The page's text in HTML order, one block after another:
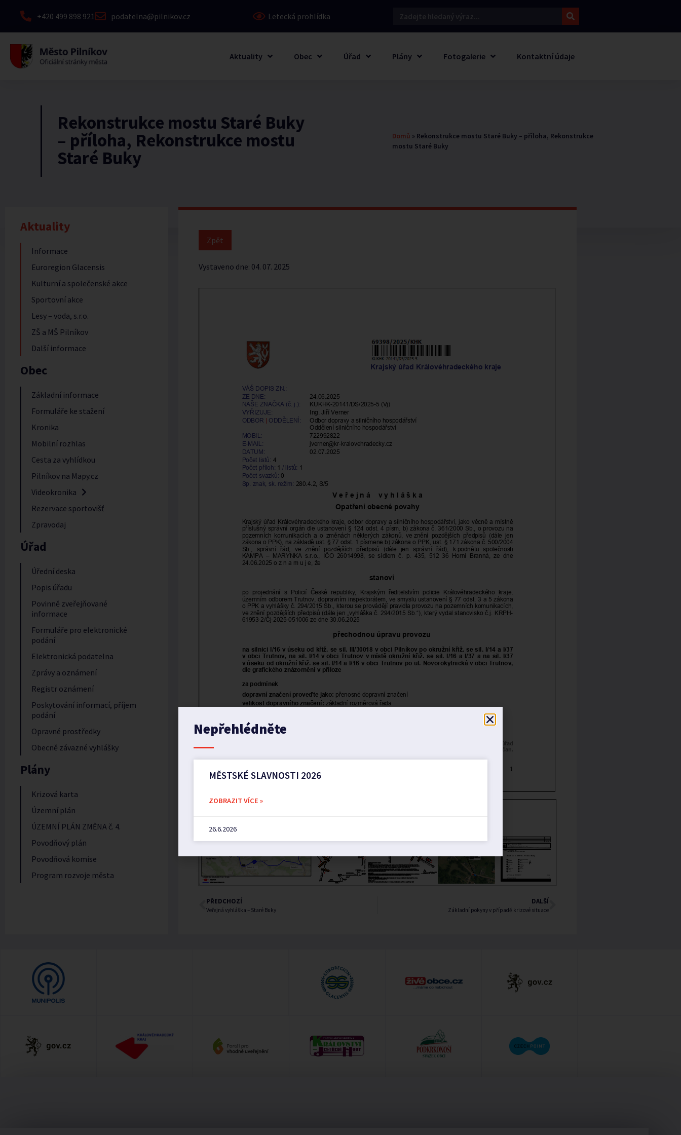
+420 499 898 921 podatelna@pilnikov.cz Letecká prohlídka
Aktuality Obec Úřad Plány Fotogalerie Kontaktní údaje
Rekonstrukce mostu Staré Buky
– příloha, Rekonstrukce mostu
Staré Buky
Domů » Rekonstrukce mostu Staré Buky – příloha, Rekonstrukce
mostu Staré Buky
Aktuality
Informace
Euroregion Glacensis
Kulturní a společenské akce
Sportovní akce
Lesy – voda, s.r.o.
ZŠ a MŠ Pilníkov
Další informace
Obec
Základní informace
Formuláře ke stažení
Kronika
Mobilní rozhlas
Cesta za vyhlídkou
Pilníkov na Mapy.cz
Videokronika
Rezervace sportovišť
Zpravodaj
Úřad
Úřední deska
Popis úřadu
Povinně zveřejňované
informace
Formuláře pro elektronické
podání
Elektronická podatelna
Zprávy a oznámení
Registr oznámení
Poskytování informací, příjem
podání
Opravné prostředky
Obecně závazné vyhlášky
Plány
Krizová karta
Územní plán
ÚZEMNÍ PLÁN ZMĚNA č. 4.
Povodňový plán
Povodňová komise
Program rozvoje města
Vystaveno dne: 04. 07. 2025
PŘEDCHOZÍ
Veřejná vyhláška – Staré Buky
DALŠÍ
Základní pokyny v případě krizové situace
Nepřehlédněte
MĚSTSKÉ SLAVNOSTI 2026
ZOBRAZIT VÍCE »
26.6.2026